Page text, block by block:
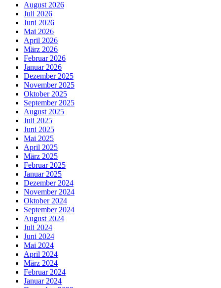
August 2026
Juli 2026
Juni 2026
Mai 2026
April 2026
März 2026
Februar 2026
Januar 2026
Dezember 2025
November 2025
Oktober 2025
September 2025
August 2025
Juli 2025
Juni 2025
Mai 2025
April 2025
März 2025
Februar 2025
Januar 2025
Dezember 2024
November 2024
Oktober 2024
September 2024
August 2024
Juli 2024
Juni 2024
Mai 2024
April 2024
März 2024
Februar 2024
Januar 2024